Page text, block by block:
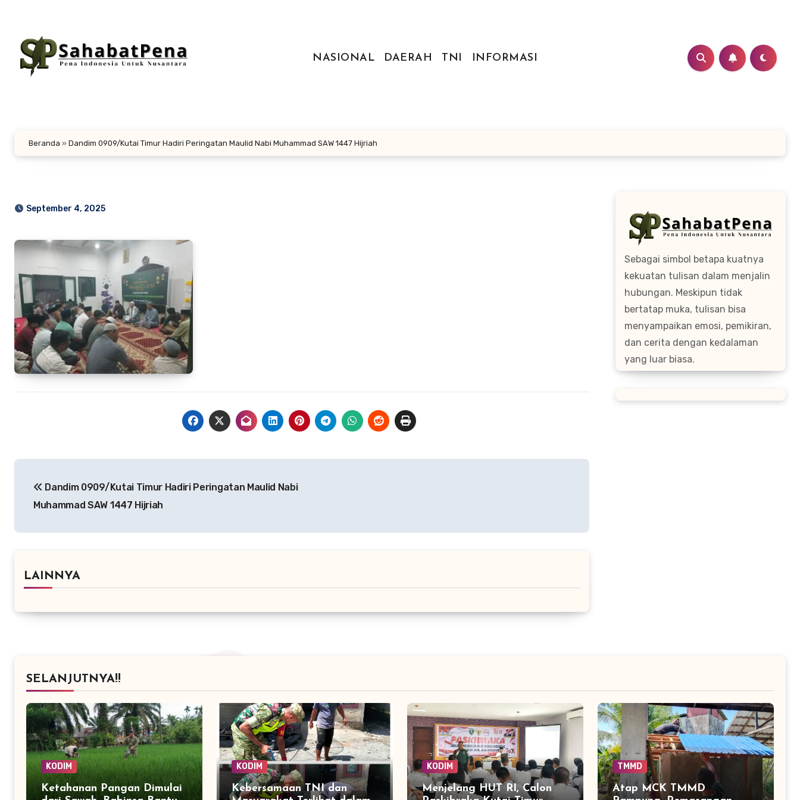
konten
NASIONAL
DAERAH TNI INFORMASI
Beranda » Dandim 0909/Kutai Timur Hadiri Peringatan Maulid Nabi Muhammad SAW 1447 Hijriah
September 4, 2025
pos Dandim 0909/Kutai Timur Hadiri Peringatan Maulid Nabi
Muhammad SAW 1447 Hijriah
LAINNYA
Sebagai simbol betapa kuatnya
kekuatan tulisan dalam menjalin
hubungan. Meskipun tidak
bertatap muka, tulisan bisa
menyampaikan emosi, pemikiran,
dan cerita dengan kedalaman
yang luar biasa.
SELANJUTNYA!!
KODIM
Ketahanan Pangan Dimulai
KODIM
Kebersamaan TNI dan
KODIM
Menjelang HUT RI, Calon
TMMD
Atap MCK TMMD